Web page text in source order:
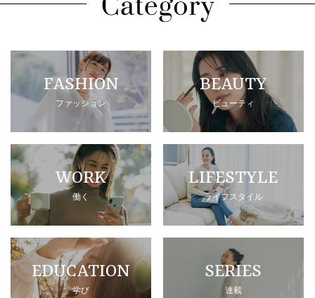
FASHION
ファッション
BEAUTY
ビューティ
WORK
働く
LIFESTYLE
ライフスタイル
EDUCATION
学び
SERIES
連載